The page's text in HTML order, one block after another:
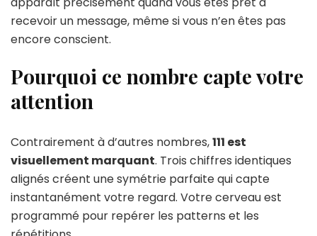
recevoir un message, même si vous n’en êtes pas
encore conscient.
Pourquoi ce nombre capte votre
attention
Contrairement à d’autres nombres,111 est
visuellement marquant. Trois chiffres identiques
alignés créent une symétrie parfaite qui capte
instantanément votre regard. Votre cerveau est
programmé pour repérer les patterns et les